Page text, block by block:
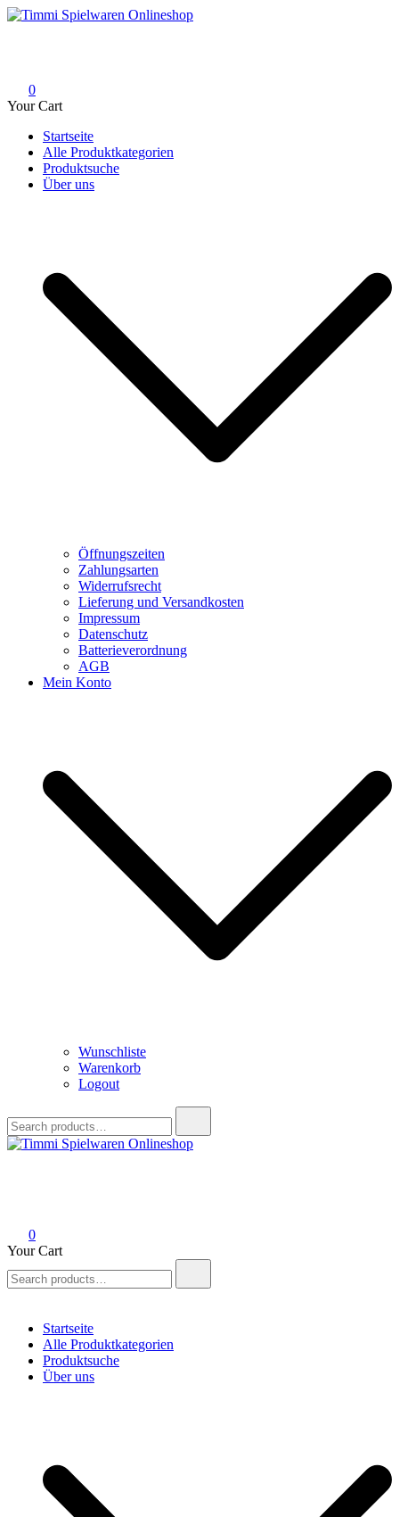
Skip
0
Your Cart
Startseite
Alle Produktkategorien
Produktsuche
Über uns
Öffnungszeiten
Zahlungsarten
Widerrufsrecht
Lieferung und Versandkosten
Impressum
Datenschutz
Batterieverordnung
AGB
Mein Konto
Wunschliste
Warenkorb
Logout
for:
0
Your Cart
for:
Startseite
Alle Produktkategorien
Produktsuche
Über uns